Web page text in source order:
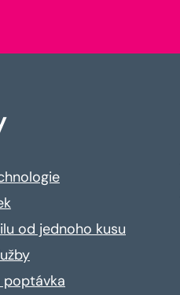
od jednoho kusu
poptávka